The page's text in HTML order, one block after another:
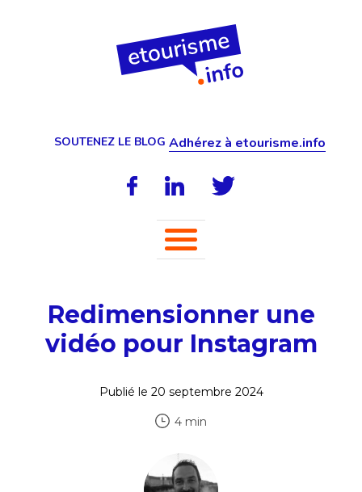
SOUTENEZ LE BLOG Adhérez à etourisme.info
Redimensionner une
vidéo pour Instagram
Publié le 20 septembre 2024
4 min